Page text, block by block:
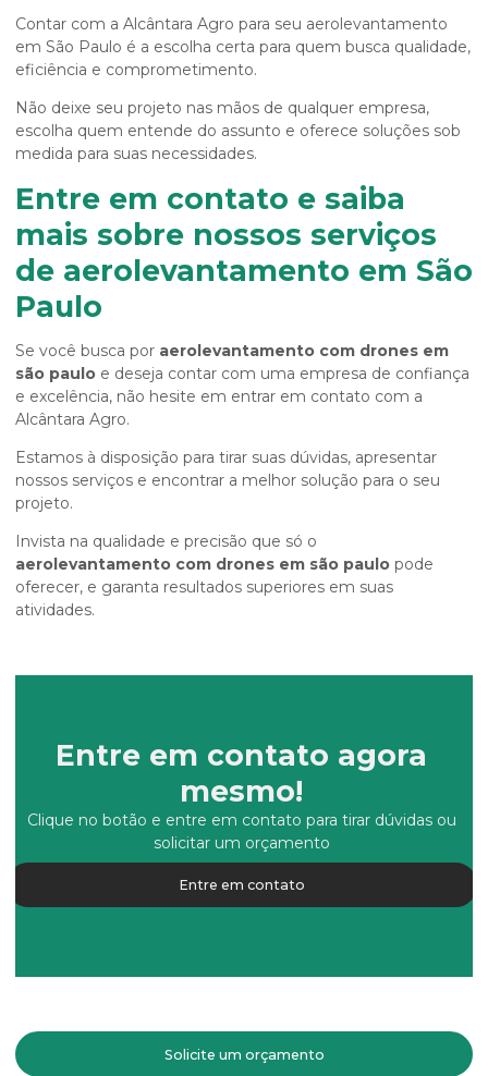
Contar com a Alcântara Agro para seu aerolevantamento
em São Paulo é a escolha certa para quem busca qualidade,
eficiência e comprometimento.
Não deixe seu projeto nas mãos de qualquer empresa,
escolha quem entende do assunto e oferece soluções sob
medida para suas necessidades.
Entre em contato e saiba
mais sobre nossos serviços
de aerolevantamento em São
Paulo
Se você busca por aerolevantamento com drones em
são paulo e deseja contar com uma empresa de confiança
e excelência, não hesite em entrar em contato com a
Alcântara Agro.
Estamos à disposição para tirar suas dúvidas, apresentar
nossos serviços e encontrar a melhor solução para o seu
projeto.
Invista na qualidade e precisão que só o
aerolevantamento com drones em são paulo pode
oferecer, e garanta resultados superiores em suas
atividades.
Entre em contato agora
mesmo!
Clique no botão e entre em contato para tirar dúvidas ou
solicitar um orçamento
Entre em contato
Solicite um orçamento